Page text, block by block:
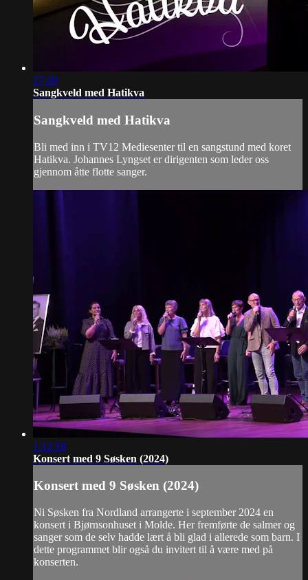
17:30
Sangkveld med Hatikva
Sangkveld med Hatikva
Bli med inn i TV12 Mediesenter til en sangstund med koret
Hatikva. Johannes Lyngset er dirigenten som leder oss
gjennom åtte flotte sanger.
1:12:18
Konsert med 9 Søsken (2024)
Konsert med 9 Søsken (2024)
Ni Søsken fra Nordland arrangerte i september 2024 en
konsert i Bjørnsonhuset i Molde. Her fremførte de salmer og
sanger som de selv hadde lært å bli glad i allerede som barn. I
dette programmet blir også du invitert til å være med på
konserten.